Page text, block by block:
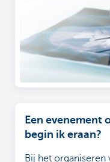
Een evenement
begin ik eraan?
Bij het organiseren